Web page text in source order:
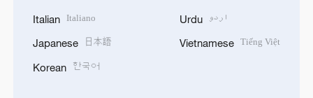
Italian Italiano
Japanese 日本語
Korean 한국어
Urdu اردو
Vietnamese Tiếng Việt